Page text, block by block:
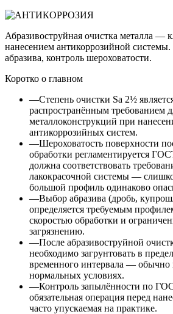
Абразивоструйная очистка металла —
нанесением антикоррозийной
абразива, контроль шероховатости.
Коротко о главном
—Степень очистки Sa 2½
распространённым требованием
металлоконструкций при
антикоррозийных систем.
—Шероховатость поверхности
обработки регламентируется
должна соответствовать
лакокрасочной системы —
большой профиль одинаково
—Выбор абразива (дробь,
определяется требуемым
скоростью обработки и
загрязнению.
—После абразивоструйной
необходимо загрунтовать в
временного интервала — обычно
нормальных условиях.
—Контроль запылённости по
обязательная операция перед
часто упускаемая на практике.